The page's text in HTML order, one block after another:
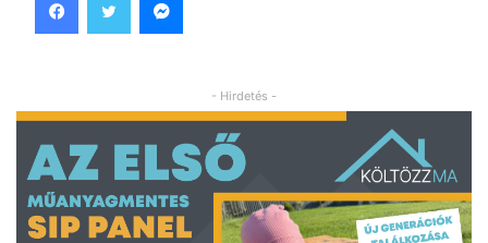
- Hirdetés -